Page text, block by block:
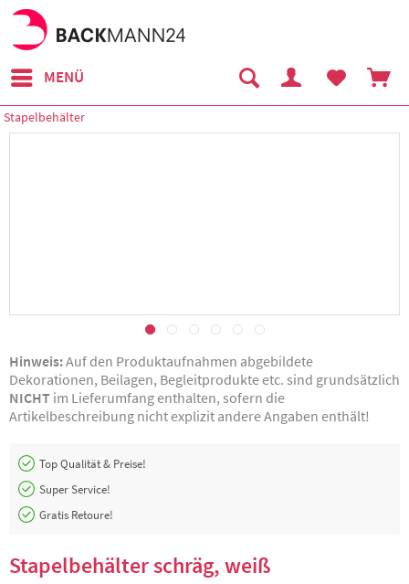
MENÜ
Stapelbehälter
Hinweis:Auf den Produktaufnahmen abgebildete
Dekorationen, Beilagen, Begleitprodukte etc. sind grundsätzlich
NICHT im Lieferumfang enthalten, sofern die
Artikelbeschreibung nicht explizit andere Angaben enthält!
Top Qualität & Preise!
Super Service!
Gratis Retoure!
Stapelbehälter schräg, weiß